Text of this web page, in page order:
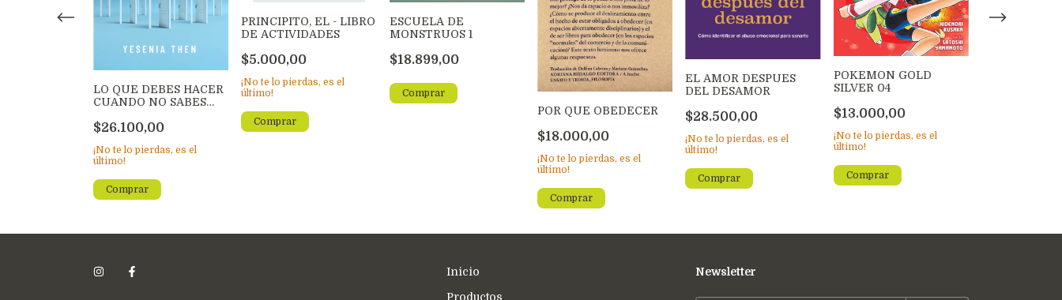
LO QUE DEBES HACER
CUANDO NO SABES
$26.100,00
¡No te lo pierdas, es el
último!
PRINCIPITO, EL - LIBRO
DE ACTIVIDADES
$5.000,00
¡No te lo pierdas, es el
último!
ESCUELA DE
MONSTRUOS 1
$18.899,00
POR QUE OBEDECER
$18.000,00
¡No te lo pierdas, es el
último!
EL AMOR DESPUES
DEL DESAMOR
$28.500,00
¡No te lo pierdas, es el
último!
POKEMON GOLD
SILVER 04
$13.000,00
¡No te lo pierdas, es el
último!
Inicio
Productos
Newsletter